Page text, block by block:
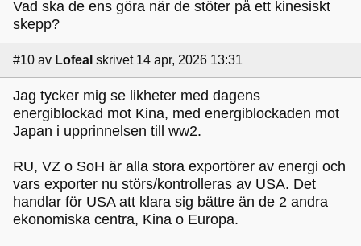
Vad ska de ens göra när de stöter på ett kinesiskt
skepp?
#10 av Lofeal skrivet 14 apr, 2026 13:31
Jag tycker mig se likheter med dagens
energiblockad mot Kina, med energiblockaden mot
Japan i upprinnelsen till ww2.
RU, VZ o SoH är alla stora exportörer av energi och
vars exporter nu störs/kontrolleras av USA. Det
handlar för USA att klara sig bättre än de 2 andra
ekonomiska centra, Kina o Europa.